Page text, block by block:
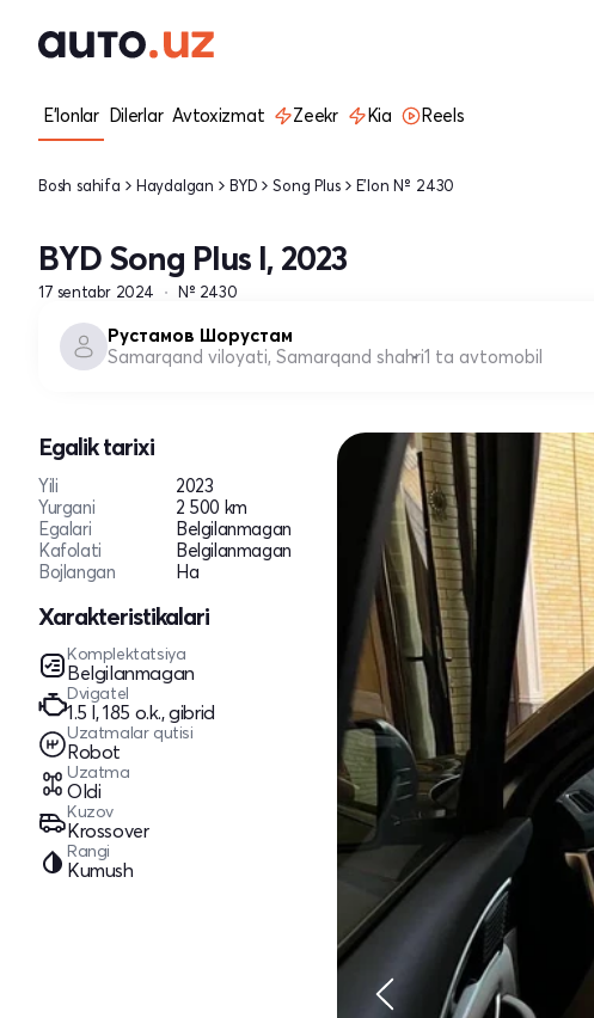
E'lonlar Dilerlar Avtoxizmat Zeekr Kia Reels
Bosh sahifa Haydalgan BYD Song Plus E'lon № 2430
BYD Song Plus I, 2023
17 sentabr 2024 № 2430
Рустамов Шорустам
Samarqand viloyati, Samarqand shahri1 ta avtomobil
Egalik tarixi
Yili
2023
Yurgani
2 500 km
Egalari
Belgilanmagan
Kafolati
Belgilanmagan
Bojlangan
Ha
Xarakteristikalari
Komplektatsiya
Belgilanmagan
Dvigatel
1.5 l, 185 o.k., gibrid
Uzatmalar qutisi
Robot
Uzatma
Oldi
Kuzov
Krossover
Rangi
Kumush